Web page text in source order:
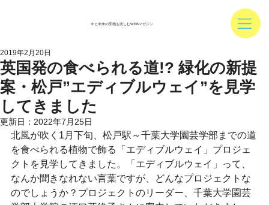
今と未来の団地を楽しむWEBマガジン
英国発の食べられる道!? 緑化の新提
案・松戸”エディブルウェイ”を見学
してきました
2019年2月20日
更新日： 2022年7月25日
北風が吹く1月下旬、松戸駅～千葉大学園芸学部までの道
を食べられる植物で飾る「エディブルウェイ」プロジェ
クトを見学してきました。「エディブルウェイ」って、
なんか聞きなれない言葉ですが、どんなプロジェクトな
のでしょうか？プロジェクトのリーダー、千葉大学園芸